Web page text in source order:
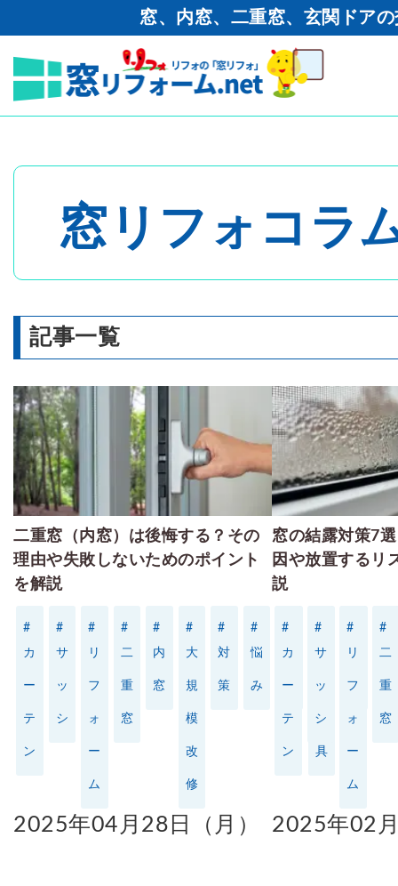
窓、内窓、二重窓、玄関ドア
トップページ
- 内窓・二重窓
- 玄関ドア
- 窓リフォーム
- 窓シャッター
施工事例一覧
特殊事例
価格表
窓リフォコラム
コラム >悩み
窓リフォコラ
記事一覧
二重窓（内窓）は後悔する？その
理由や失敗しないためのポイント
を解説
#
カ
ー
テ
ン
#
サ
ッ
シ
#
リ
フ
ォ
ー
ム
#
二
重
窓
#
内
窓
#
大
規
模
改
修
#
対
策
#
悩
み
#
掃
除
#
掃
除
道
具
#
断
熱
#
種
類
2025年04月28日（月）
窓の結露対策7
因や放置するリ
説
#
カ
ー
テ
ン
#
サ
ッ
シ
#
リ
フ
ォ
ー
ム
#
二
重
窓
2025年02